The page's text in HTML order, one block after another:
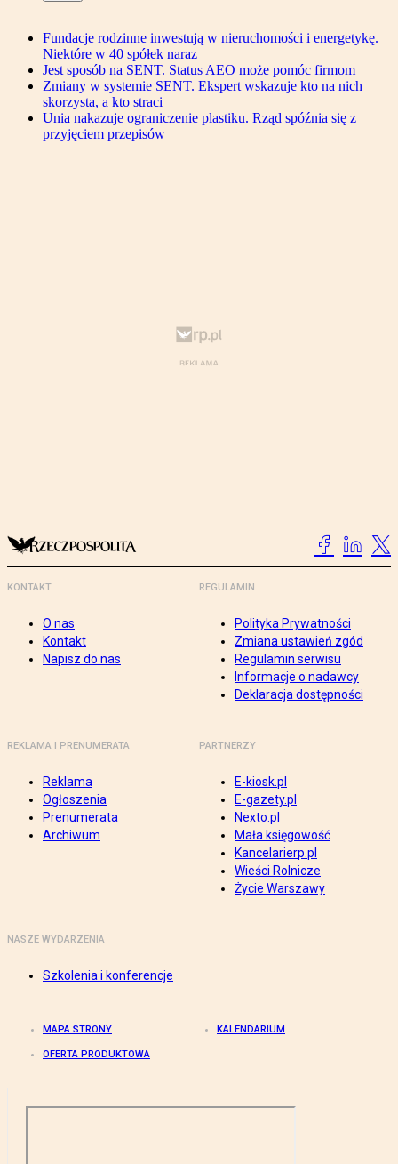
Fundacje rodzinne inwestują w nieruchomości i energetykę.
Niektóre w 40 spółek naraz
Jest sposób na SENT. Status AEO może pomóc firmom
Zmiany w systemie SENT. Ekspert wskazuje kto na nich
skorzysta, a kto straci
Unia nakazuje ograniczenie plastiku. Rząd spóźnia się z
przyjęciem przepisów
KONTAKT
O nas
Kontakt
Napisz do nas
REGULAMIN
Polityka Prywatności
Zmiana ustawień zgód
Regulamin serwisu
Informacje o nadawcy
Deklaracja dostępności
REKLAMA I PRENUMERATA
Reklama
Ogłoszenia
Prenumerata
Archiwum
PARTNERZY
E-kiosk.pl
E-gazety.pl
Nexto.pl
Mała księgowość
Kancelarierp.pl
Wieści Rolnicze
Życie Warszawy
NASZE WYDARZENIA
Szkolenia i konferencje
MAPA STRONY KALENDARIUM
OFERTA PRODUKTOWA